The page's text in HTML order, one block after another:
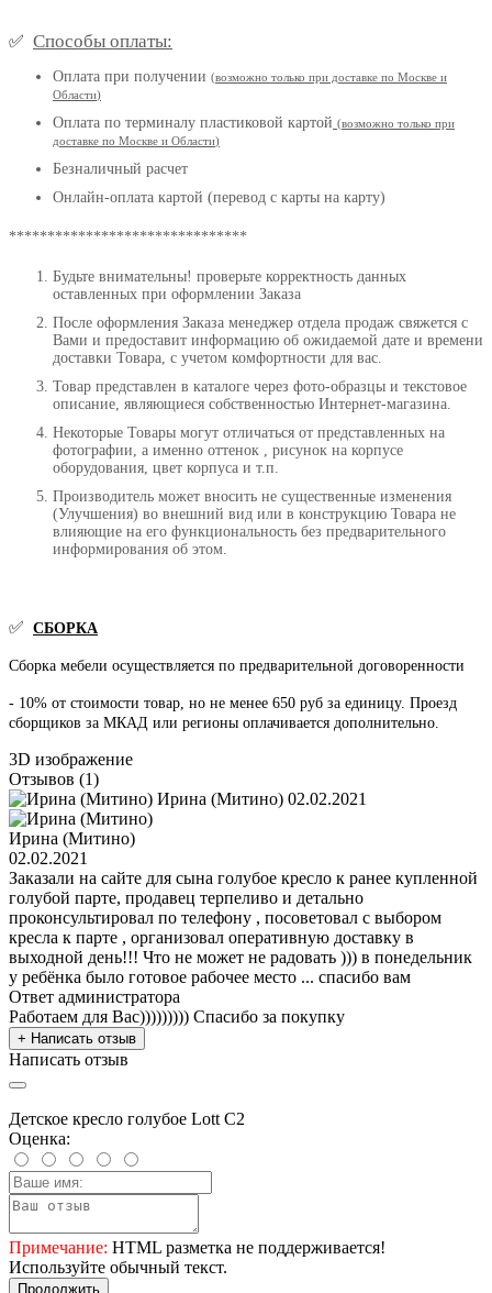
✅ Способы оплаты:
Оплата при получении (возможно только при доставке по Москве и
Области)
Оплата по терминалу пластиковой картой (возможно только при
доставке по Москве и Области)
Безналичный расчет
Онлайн-оплата картой (перевод с карты на карту)
*******************************
Будьте внимательны! проверьте корректность данных
оставленных при оформлении Заказа
После оформления Заказа менеджер отдела продаж свяжется с
Вами и предоставит информацию об ожидаемой дате и времени
доставки Товара, с учетом комфортности для вас.
Товар представлен в каталоге через фото-образцы и текстовое
описание, являющиеся собственностью Интернет-магазина.
Некоторые Товары могут отличаться от представленных на
фотографии, а именно оттенок , рисунок на корпусе
оборудования, цвет корпуса и т.п.
Производитель может вносить не существенные изменения
(Улучшения) во внешний вид или в конструкцию Товара не
влияющие на его функциональность без предварительного
информирования об этом.
✅ СБОРКА
Сборка мебели осуществляется по предварительной договоренности
- 10% от стоимости товар, но не менее 650 руб за единицу. Проезд
сборщиков за МКАД или регионы оплачивается дополнительно.
3D изображение
Отзывов (1)
Ирина (Митино) 02.02.2021
Ирина (Митино)
02.02.2021
Заказали на сайте для сына голубое кресло к ранее купленной
голубой парте, продавец терпеливо и детально
проконсультировал по телефону , посоветовал с выбором
кресла к парте , организовал оперативную доставку в
выходной день!!! Что не может не радовать ))) в понедельник
у ребёнка было готовое рабочее место ... спасибо вам
Ответ администратора
Работаем для Вас))))))))) Спасибо за покупку
+ Написать отзыв
Написать отзыв
Детское кресло голубое Lott С2
Оценка:
Примечание: HTML разметка не поддерживается!
Используйте обычный текст.
Продолжить